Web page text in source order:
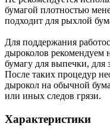
бумагой плотностью
подходит для рыхлой
Для поддержания
дыроколов рекомендуем
бумагу для выпечки, для
После таких процедур
дырокол на обычной
или иных следов грязи.
Характеристики